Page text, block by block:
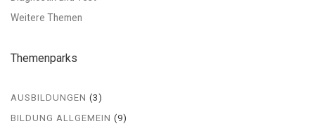
Weitere Themen
Themenparks
AUSBILDUNGEN (3)
BILDUNG ALLGEMEIN (9)